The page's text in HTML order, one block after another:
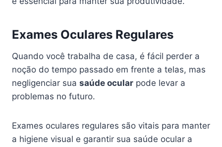
Exames Oculares Regulares
Quando você trabalha de casa, é fácil perder a
noção do tempo passado em frente a telas, mas
negligenciar sua saúde ocular pode levar a
problemas no futuro.
Exames oculares regulares são vitais para manter
a higiene visual e garantir sua saúde ocular a